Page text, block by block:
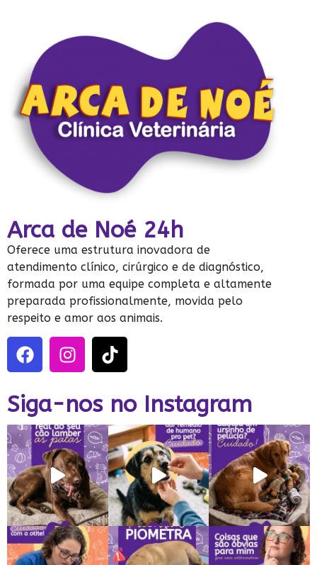
Arca de Noé 24h
Oferece uma estrutura inovadora de
atendimento clínico, cirúrgico e de diagnóstico,
formada por uma equipe completa e altamente
preparada profissionalmente, movida pelo
respeito e amor aos animais.
Siga-nos no Instagram